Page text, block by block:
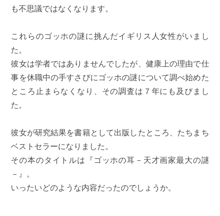
も不思議ではなくなります。
これらのゴッホの謎に挑んだイギリス人女性がいまし
た。
彼女は学者ではありませんでしたが、健康上の理由で仕
事を休職中の手すさびにゴッホの謎について調べ始めた
ところ止まらなくなり、その調査は７年にも及びまし
た。
彼女が研究結果を書籍として出版したところ、たちまち
ベストセラーになりました。
その本のタイトルは『ゴッホの耳－天才画家最大の謎
－』。
いったいどのような内容だったのでしょうか。